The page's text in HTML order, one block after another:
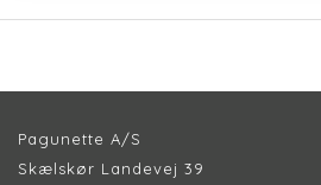
Pagunette A/S
Skælskør Landevej 39